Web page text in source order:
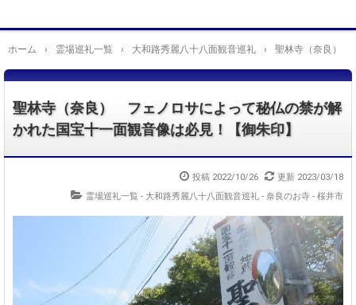
ホーム › 霊場巡礼一覧 › 大和路秀麗八十八面観音巡礼 › 聖林寺（奈良）
聖林寺（奈良） フェノロサによって秘仏の禁が解
かれた国宝十一面観音像は必見！【御朱印】
投稿 2022/10/26 更新 2023/03/18
霊場巡礼一覧 - 大和路秀麗八十八面観音巡礼 - 奈良のお寺 - 桜井市